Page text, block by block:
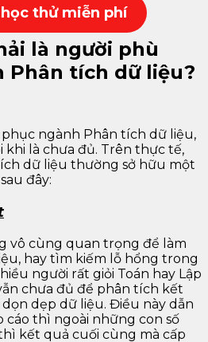
thử miễn phí
là người phù
Phân tích dữ liệu?
ngành Phân tích dữ liệu,
khi là chưa đủ. Trên thực tế,
dữ liệu thường sở hữu một
đây:
vô cùng quan trọng để làm
hay tìm kiếm lỗ hổng trong
người rất giỏi Toán hay Lập
chưa đủ để phân tích kết
dẹp dữ liệu. Điều này dẫn
cáo thì ngoài những con số
kết quả cuối cùng mà cấp